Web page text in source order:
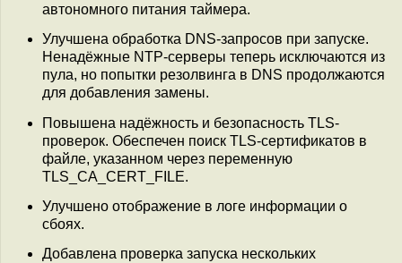
автономного питания таймера.
Улучшена обработка DNS-запросов при запуске.
Ненадёжные NTP-серверы теперь исключаются из
пула, но попытки резолвинга в DNS продолжаются
для добавления замены.
Повышена надёжность и безопасность TLS-
проверок. Обеспечен поиск TLS-сертификатов в
файле, указанном через переменную
TLS_CA_CERT_FILE.
Улучшено отображение в логе информации о
сбоях.
Добавлена проверка запуска нескольких